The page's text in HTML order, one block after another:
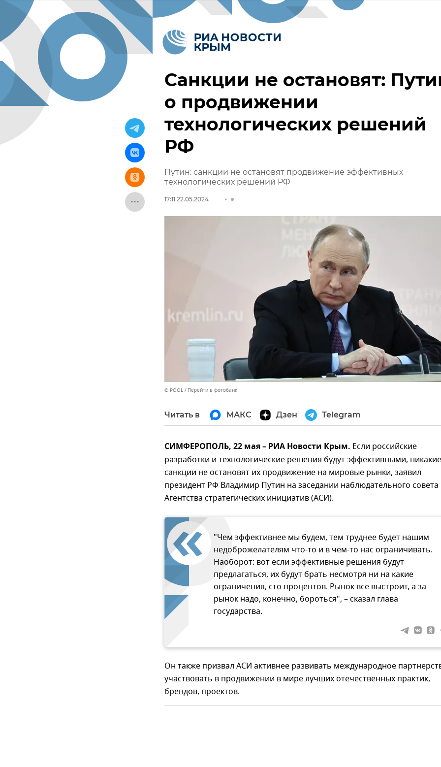
Санкции не остановят:
о продвижении
технологических решений
РФ
Путин: санкции не остановят продвижение эффективных
технологических решений РФ
17:11 22.05.2024
© POOL Перейти в фотобанк
Читать в МАКС Дзен Telegram
СИМФЕРОПОЛЬ, 22 мая – РИА Новости Крым. Если российские
разработки и технологические решения будут эффективными, никакие
санкции не остановят их продвижение на мировые рынки, заявил
президент РФ Владимир Путин на заседании наблюдательного совета
Агентства стратегических инициатив (АСИ).
"Чем эффективнее мы будем, тем труднее будет нашим
недоброжелателям что-то и в чем-то нас ограничивать.
Наоборот: вот если эффективные решения будут
предлагаться, их будут брать несмотря ни на какие
ограничения, сто процентов. Рынок все выстроит, а за
рынок надо, конечно, бороться", – сказал глава
государства.
Он также призвал АСИ активнее развивать международное
участвовать в продвижении в мире лучших отечественных практик,
брендов, проектов.